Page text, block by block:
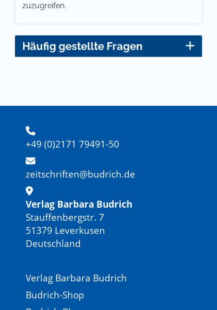
zuzugreifen.
Häufig gestellte Fragen
+49 (0)2171 79491-50
zeitschriften@budrich.de
Verlag Barbara Budrich
Stauffenbergstr. 7
51379 Leverkusen
Deutschland
Verlag Barbara Budrich
Budrich-Shop